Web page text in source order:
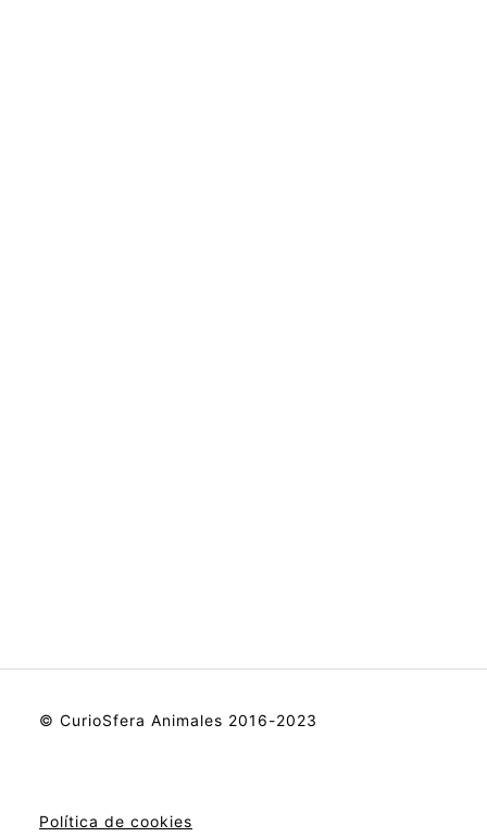
© CurioSfera Animales 2016-2023
Política de cookies